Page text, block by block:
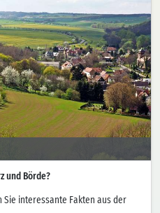
und Börde?
Sie interessante Fakten aus der